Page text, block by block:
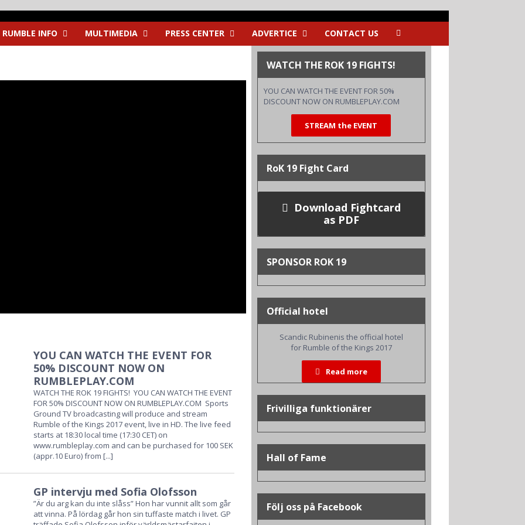
RUMBLE INFO MULTIMEDIA PRESS CENTER ADVERTICE CONTACT US
YOU CAN WATCH THE EVENT FOR
50% DISCOUNT NOW ON
RUMBLEPLAY.COM
WATCH THE ROK 19 FIGHTS! YOU CAN WATCH THE EVENT
FOR 50% DISCOUNT NOW ON RUMBLEPLAY.COM Sports
Ground TV broadcasting will produce and stream
Rumble of the Kings 2017 event, live in HD. The live feed
starts at 18:30 local time (17:30 CET) on
www.rumbleplay.com and can be purchased for 100 SEK
(appr.10 Euro) from [...]
GP intervju med Sofia Olofsson
”Är du arg kan du inte slåss” Hon har vunnit allt som går
att vinna. På lördag går hon sin tuffaste match i livet. GP
WATCH THE ROK 19 FIGHTS!
YOU CAN WATCH THE EVENT FOR 50%
DISCOUNT NOW ON RUMBLEPLAY.COM
STREAM the EVENT
RoK 19 Fight Card
Download Fightcard
as PDF
SPONSOR ROK 19
Official hotel
Scandic Rubinenis the official hotel
for Rumble of the Kings 2017
Read more
Frivilliga funktionärer
Hall of Fame
Följ oss på Facebook